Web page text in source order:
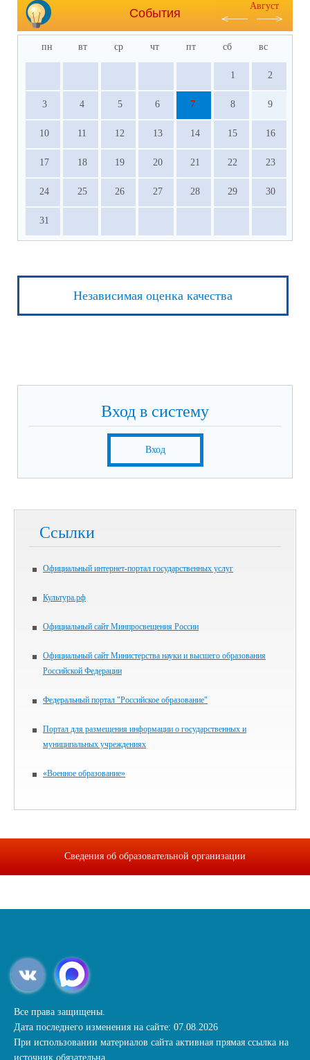
События
Август
пн вт ср чт пт сб вс
1 2
3 4 5 6 7 8 9
10 11 12 13 14 15 16
17 18 19 20 21 22 23
24 25 26 27 28 29 30
31
Независимая оценка качества
Вход в систему
Вход
Ссылки
Официальный интернет-портал государственных услуг
Культура.рф
Официальный сайт Минпросвещения России
Официальный сайт Министерства науки и высшего образования
Российской Федерации
Федеральный портал "Российское образование"
Портал для размещения информации о государственных и
муниципальных учреждениях
«Военное образование»
Сведения об образовательной организации
Все права защищены.
Дата последнего изменения на сайте: 07.08.2026
При использовании материалов сайта активная прямая ссылка на
источник обязательна